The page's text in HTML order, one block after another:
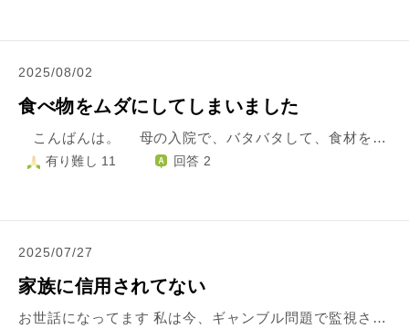
2025/08/02
食べ物をムダにしてしまいました
こんばんは。 母の入院で、バタバタして、食材を余らせてしまい、賞味期限が過ぎて、だいぶ食べ物をムダにしてしまいました。 いつもは、母が食材の管理をしていました。 申し訳ない気持ちでいっぱいです。 ごめんなさい。 なかなか食材を余らせずに使い切る事が難しいと思いました。 私は、子供食堂には、気が向いたとき、スーパーの寄付金箱に、約100円入れることがあります。 何か知恵があれば、ご教示願います。
有り難し 11 回答 2
2025/07/27
家族に信用されてない
お世話になってます 私は今、ギャンブル問題で監視されて生活しています。GPSで位置確認など 今日は、少し出掛けてましたが、いつも行かない場所に行って、何やってるんだと母から叱責を受けました その際、信用されてないと言われ、ショックを受けました。 兄に相談したら、信用される行動をとるべきと最もなことを言われました。 自分の行いが招いたことですが、なんだか本当に死のうと思いました 自分は生きていけない人間なのだと家族から言われた気がしました。 私はどう生きればいいのでしょうか。信用される行動は、自分を押し殺して生きろてことですか？